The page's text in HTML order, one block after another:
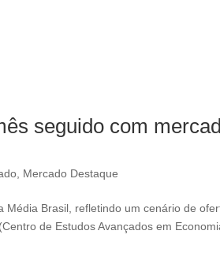
seguido com
Mercado Destaque
Média Brasil, refletindo um cenário de
de Estudos Avançados em